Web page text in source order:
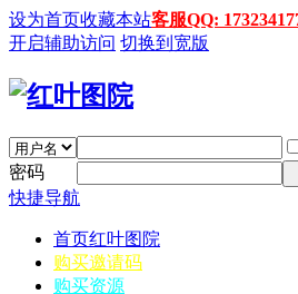
设为首页收藏本站客服QQ:
开启辅助访问 切换到宽版
密码
快捷导航
首页红叶图院
购买邀请码
购买资源